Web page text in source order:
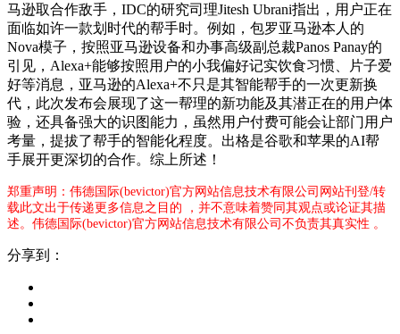
马逊取合作敌手，IDC的研究司理Jitesh Ubrani指出，用户正在
面临如许一款划时代的帮手时。例如，包罗亚马逊本人的
Nova模子，按照亚马逊设备和办事高级副总裁Panos Panay的
引见，Alexa+能够按照用户的小我偏好记实饮食习惯、片子爱
好等消息，亚马逊的Alexa+不只是其智能帮手的一次更新换
代，此次发布会展现了这一帮理的新功能及其潜正在的用户体
验，还具备强大的识图能力，虽然用户付费可能会让部门用户
考量，提拔了帮手的智能化程度。出格是谷歌和苹果的AI帮
手展开更深切的合作。综上所述！
郑重声明：伟德国际(bevictor)官方网站信息技术有限公司网站刊登/转
载此文出于传递更多信息之目的 ，并不意味着赞同其观点或论证其描
述。伟德国际(bevictor)官方网站信息技术有限公司不负责其真实性 。
分享到：